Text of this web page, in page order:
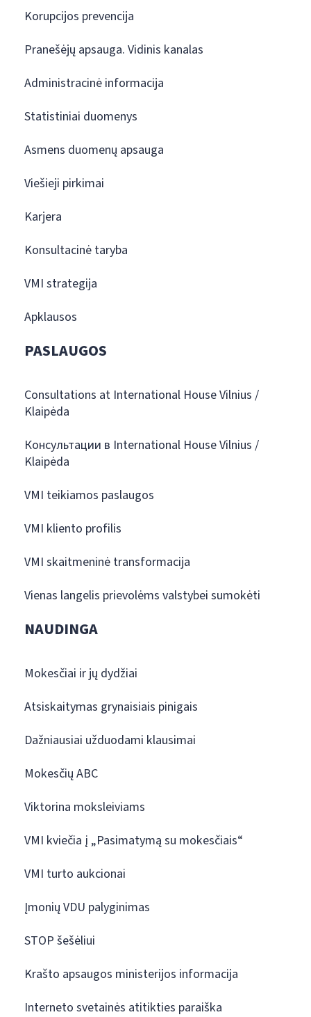
Korupcijos prevencija
Pranešėjų apsauga. Vidinis kanalas
Administracinė informacija
Statistiniai duomenys
Asmens duomenų apsauga
Viešieji pirkimai
Karjera
Konsultacinė taryba
VMI strategija
Apklausos
PASLAUGOS
Consultations at International House Vilnius /
Klaipėda
Консультации в International House Vilnius /
Klaipėda
VMI teikiamos paslaugos
VMI kliento profilis
VMI skaitmeninė transformacija
Vienas langelis prievolėms valstybei sumokėti
NAUDINGA
Mokesčiai ir jų dydžiai
Atsiskaitymas grynaisiais pinigais
Dažniausiai užduodami klausimai
Mokesčių ABC
Viktorina moksleiviams
VMI kviečia į „Pasimatymą su mokesčiais“
VMI turto aukcionai
Įmonių VDU palyginimas
STOP šešėliui
Krašto apsaugos ministerijos informacija
Interneto svetainės atitikties paraiška